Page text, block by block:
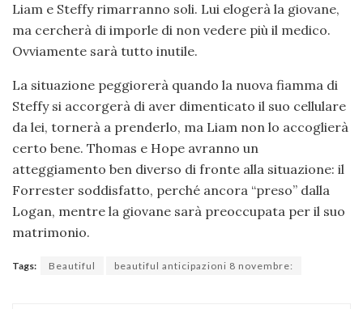
Liam e Steffy rimarranno soli. Lui elogerà la giovane,
ma cercherà di imporle di non vedere più il medico.
Ovviamente sarà tutto inutile.
La situazione peggiorerà quando la nuova fiamma di
Steffy si accorgerà di aver dimenticato il suo cellulare
da lei, tornerà a prenderlo, ma Liam non lo accoglierà
certo bene. Thomas e Hope avranno un
atteggiamento ben diverso di fronte alla situazione: il
Forrester soddisfatto, perché ancora “preso” dalla
Logan, mentre la giovane sarà preoccupata per il suo
matrimonio.
Tags: Beautiful beautiful anticipazioni 8 novembre: